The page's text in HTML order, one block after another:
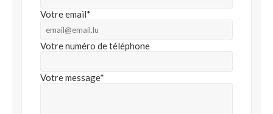
Votre email*
Votre numéro de téléphone
Votre message*